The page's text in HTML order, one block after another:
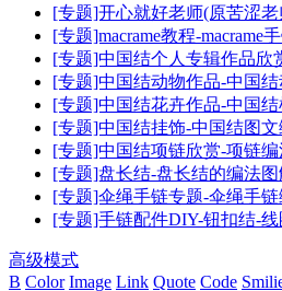
[专题]开心就好老师(原苦涩
[专题]macrame教程-macrame
[专题]中国结个人专辑作品欣
[专题]中国结动物作品-中国
[专题]中国结花卉作品-中国
[专题]中国结挂饰-中国结图
[专题]中国结项链欣赏-项链
[专题]盘长结-盘长结的编法
[专题]伞绳手链专题-伞绳手
[专题]手链配件DIY-钮扣结-
高级模式
B Color Image Link Quote Code